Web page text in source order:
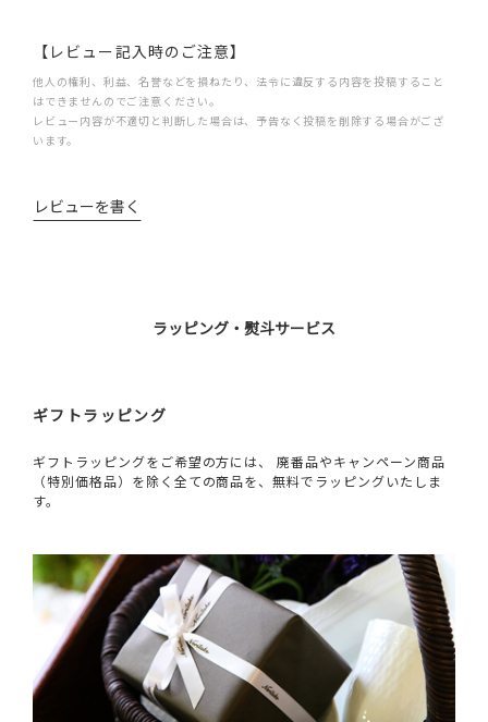
【レビュー記入時のご注意】
他人の権利、利益、名誉などを損ねたり、法令に違反する内容を投稿すること
はできませんのでご注意ください。
レビュー内容が不適切と判断した場合は、予告なく投稿を削除する場合がござ
います。
レビューを書く
ラッピング・熨斗サービス
ギフトラッピング
ギフトラッピングをご希望の方には、 廃番品やキャンペーン商品
（特別価格品）を除く全ての商品を、無料でラッピングいたしま
す。